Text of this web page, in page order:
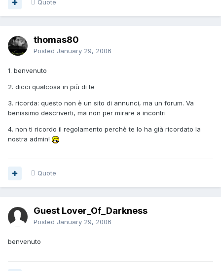
Quote
thomas80
Posted January 29, 2006
1. benvenuto
2. dicci qualcosa in più di te
3. ricorda: questo non è un sito di annunci, ma un forum. Va
benissimo descriverti, ma non per mirare a incontri
4. non ti ricordo il regolamento perchè te lo ha già ricordato la
nostra admin!
Quote
Guest Lover_Of_Darkness
Posted January 29, 2006
benvenuto